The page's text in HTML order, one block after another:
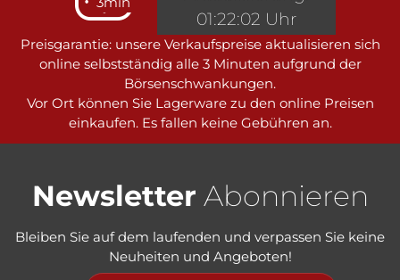
Preisgarantie: unsere Verkaufspreise aktualisieren sich
online selbstständig alle 3 Minuten aufgrund der
Börsenschwankungen.
Vor Ort können Sie Lagerware zu den online Preisen
einkaufen. Es fallen keine Gebühren an.
01:22:02 Uhr
Newsletter Abonnieren
Bleiben Sie auf dem laufenden und verpassen Sie keine
Neuheiten und Angeboten!